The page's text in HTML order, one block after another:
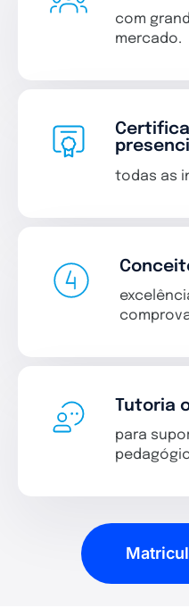
com
mercado.
todas as
Tutoria
para